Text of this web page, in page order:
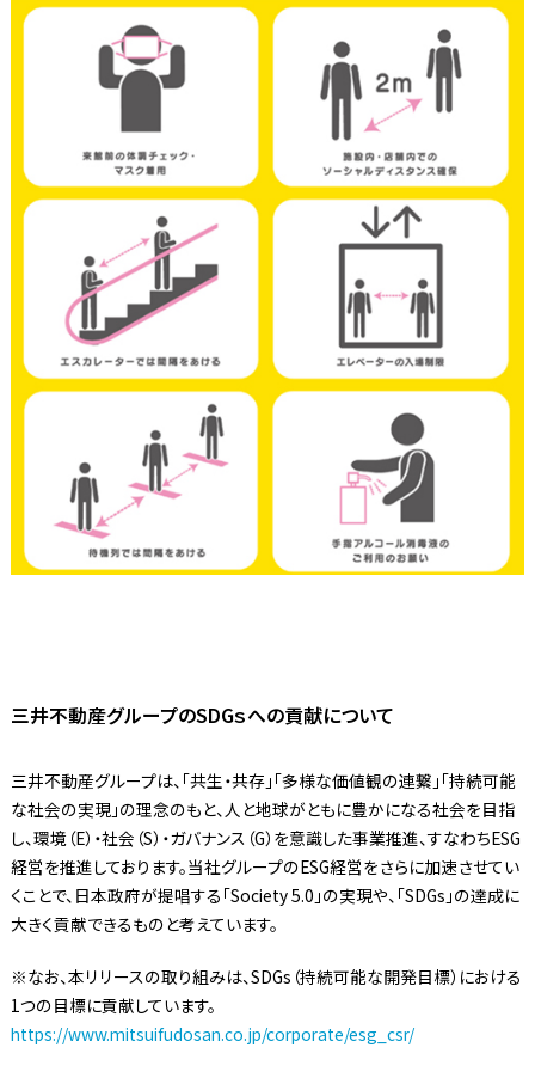
三井不動産グループのSDGｓへの貢献について
三井不動産グループは、「共生・共存」「多様な価値観の連繋」「持続可能
な社会の実現」の理念のもと、人と地球がともに豊かになる社会を目指
し、環境（E）・社会（S）・ガバナンス（G）を意識した事業推進、すなわちESG
経営を推進しております。当社グループのESG経営をさらに加速させてい
くことで、日本政府が提唱する「Society 5.0」の実現や、「SDGs」の達成に
大きく貢献できるものと考えています。
※なお、本リリースの取り組みは、SDGs（持続可能な開発目標）における
1つの目標に貢献しています。
https://www.mitsuifudosan.co.jp/corporate/esg_csr/